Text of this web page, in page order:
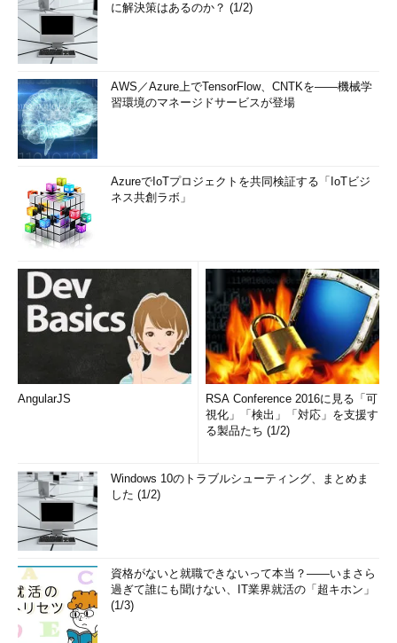
に解決策はあるのか？ (1/2)
AWS／Azure上でTensorFlow、CNTKを――機械学
習環境のマネージドサービスが登場
AzureでIoTプロジェクトを共同検証する「IoTビジ
ネス共創ラボ」
AngularJS
RSA Conference 2016に見る「可
視化」「検出」「対応」を支援す
る製品たち (1/2)
Windows 10のトラブルシューティング、まとめま
した (1/2)
資格がないと就職できないって本当？――いまさら
過ぎて誰にも聞けない、IT業界就活の「超キホン」
(1/3)